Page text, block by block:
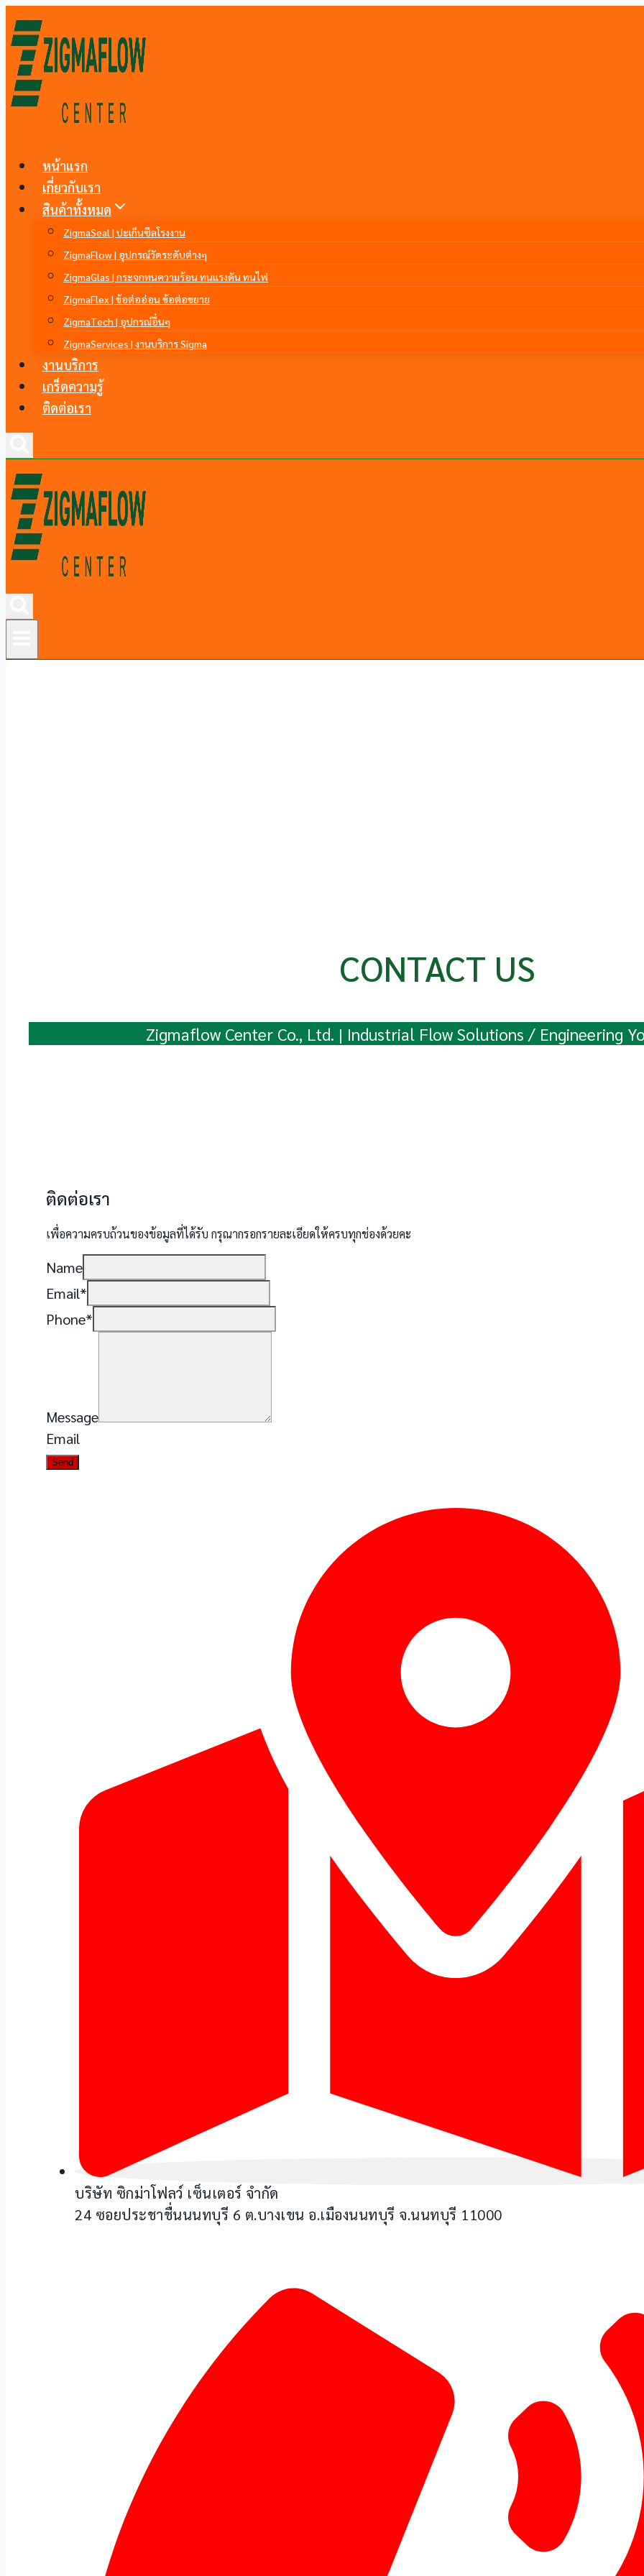
Skip
to
content
หน้าแรก
เกี่ยวกับเรา
สินค้าทั้งหมด
ZigmaSeal | ปะเก็นซีลโรงงาน
ZigmaFlow | อุปกรณ์วัดระดับต่างๆ
ZigmaGlas | กระจกทนความร้อน ทนแรงดัน ทนไฟ
ZigmaFlex | ข้อต่ออ่อน ข้อต่อขยาย
ZigmaTech | อุปกรณ์อื่นๆ
ZigmaServices | งานบริการ Sigma
งานบริการ
เกร็ดความรู้
ติดต่อเรา
CONTACT US
Zigmaflow Center Co., Ltd. | Industrial Flow Solutions / Engineering
ติดต่อเรา
เพื่อความครบถ้วนของข้อมูลที่ได้รับ กรุณากรอกรายละเอียดให้ครบทุกช่องด้วยคะ
Name
Email*
Phone*
Message
Email
Send
บริษัท ซิกม่าโฟลว์ เซ็นเตอร์ จำกัด
24 ซอยประชาชื่นนนทบุรี 6 ต.บางเขน อ.เมืองนนทบุรี จ.นนทบุรี 11000